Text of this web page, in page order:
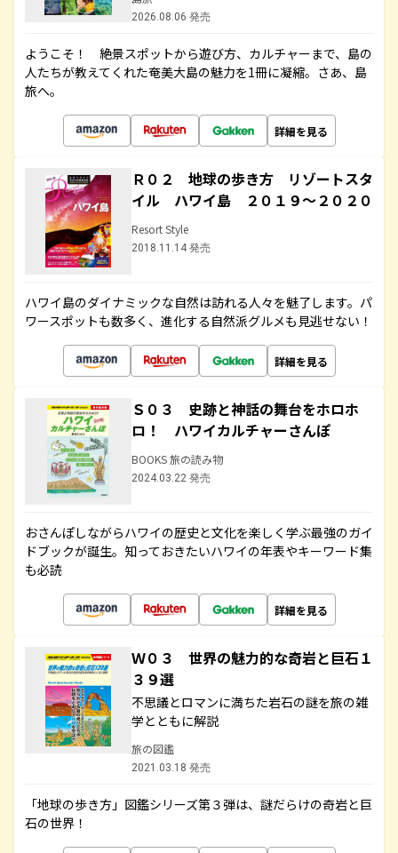
2026.08.06 発売
ようこそ！ 絶景スポットから遊び方、カルチャーまで、島の
人たちが教えてくれた奄美大島の魅力を1冊に凝縮。さあ、島
旅へ。
詳細を見る
Ｒ０２ 地球の歩き方 リゾートスタ
イル ハワイ島 ２０１９～２０２０
Resort Style
2018.11.14 発売
ハワイ島のダイナミックな自然は訪れる人々を魅了します。パ
ワースポットも数多く、進化する自然派グルメも見逃せない！
詳細を見る
Ｓ０３ 史跡と神話の舞台をホロホ
ロ！ ハワイカルチャーさんぽ
BOOKS 旅の読み物
2024.03.22 発売
おさんぽしながらハワイの歴史と文化を楽しく学ぶ最強のガイ
ドブックが誕生。知っておきたいハワイの年表やキーワード集
も必読
詳細を見る
Ｗ０３ 世界の魅力的な奇岩と巨石１
３９選
不思議とロマンに満ちた岩石の謎を旅の雑
学とともに解説
旅の図鑑
2021.03.18 発売
「地球の歩き方」図鑑シリーズ第３弾は、謎だらけの奇岩と巨
石の世界！